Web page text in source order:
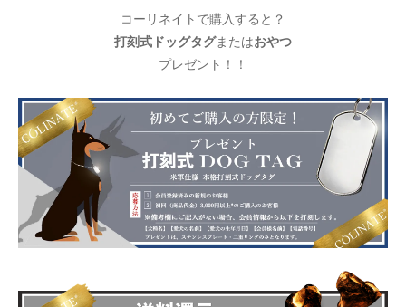
コーリネイトで購入すると？
打刻式ドッグタグまたはおやつ
プレゼント！！